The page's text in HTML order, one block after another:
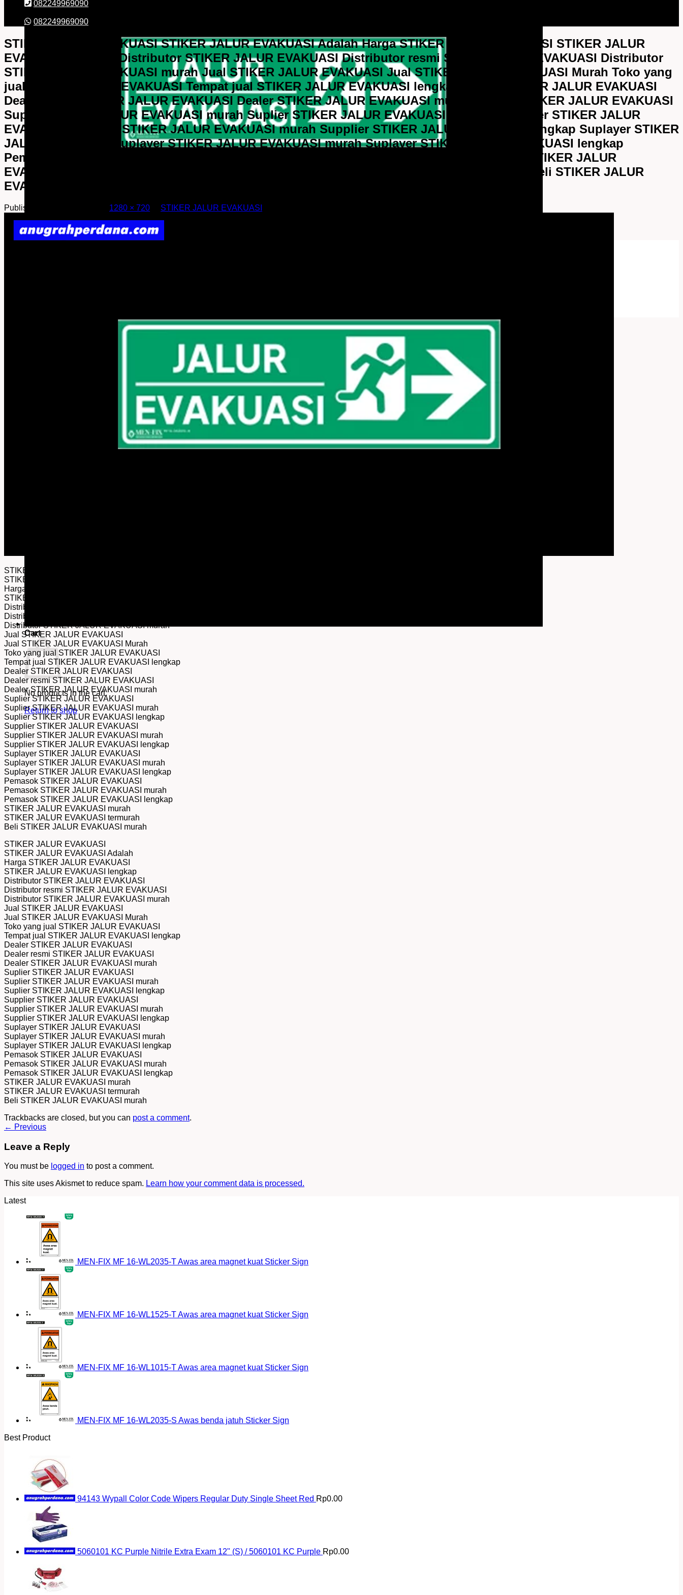
Cart
No products in the cart.
Return to shop
082249969090
082249969090
STIKER JALUR EVAKUASI STIKER JALUR EVAKUASI Adalah Harga STIKER JALUR EVAKUASI STIKER JALUR
EVAKUASI lengkap Distributor STIKER JALUR EVAKUASI Distributor resmi STIKER JALUR EVAKUASI Distributor
STIKER JALUR EVAKUASI murah Jual STIKER JALUR EVAKUASI Jual STIKER JALUR EVAKUASI Murah Toko yang
jual STIKER JALUR EVAKUASI Tempat jual STIKER JALUR EVAKUASI lengkap Dealer STIKER JALUR EVAKUASI
Dealer resmi STIKER JALUR EVAKUASI Dealer STIKER JALUR EVAKUASI murah Suplier STIKER JALUR EVAKUASI
Suplier STIKER JALUR EVAKUASI murah Suplier STIKER JALUR EVAKUASI lengkap Supplier STIKER JALUR
EVAKUASI Supplier STIKER JALUR EVAKUASI murah Supplier STIKER JALUR EVAKUASI lengkap Suplayer STIKER
JALUR EVAKUASI Suplayer STIKER JALUR EVAKUASI murah Suplayer STIKER JALUR EVAKUASI lengkap
Pemasok STIKER JALUR EVAKUASI Pemasok STIKER JALUR EVAKUASI murah Pemasok STIKER JALUR
EVAKUASI lengkap STIKER JALUR EVAKUASI murah STIKER JALUR EVAKUASI termurah Beli STIKER JALUR
EVAKUASI murah
Published 1280 × 720 STIKER JALUR EVAKUASI
STIKER JALUR EVAKUASI
STIKER JALUR EVAKUASI Adalah
Harga STIKER JALUR EVAKUASI
STIKER JALUR EVAKUASI lengkap
Distributor STIKER JALUR EVAKUASI
Distributor resmi STIKER JALUR EVAKUASI
Distributor STIKER JALUR EVAKUASI murah
Jual STIKER JALUR EVAKUASI
Jual STIKER JALUR EVAKUASI Murah
Toko yang jual STIKER JALUR EVAKUASI
Tempat jual STIKER JALUR EVAKUASI lengkap
Dealer STIKER JALUR EVAKUASI
Dealer resmi STIKER JALUR EVAKUASI
Dealer STIKER JALUR EVAKUASI murah
Suplier STIKER JALUR EVAKUASI
Suplier STIKER JALUR EVAKUASI murah
Suplier STIKER JALUR EVAKUASI lengkap
Supplier STIKER JALUR EVAKUASI
Supplier STIKER JALUR EVAKUASI murah
Supplier STIKER JALUR EVAKUASI lengkap
Suplayer STIKER JALUR EVAKUASI
Suplayer STIKER JALUR EVAKUASI murah
Suplayer STIKER JALUR EVAKUASI lengkap
Pemasok STIKER JALUR EVAKUASI
Pemasok STIKER JALUR EVAKUASI murah
Pemasok STIKER JALUR EVAKUASI lengkap
STIKER JALUR EVAKUASI murah
STIKER JALUR EVAKUASI termurah
Beli STIKER JALUR EVAKUASI murah
STIKER JALUR EVAKUASI
STIKER JALUR EVAKUASI Adalah
Harga STIKER JALUR EVAKUASI
STIKER JALUR EVAKUASI lengkap
Distributor STIKER JALUR EVAKUASI
Distributor resmi STIKER JALUR EVAKUASI
Distributor STIKER JALUR EVAKUASI murah
Jual STIKER JALUR EVAKUASI
Jual STIKER JALUR EVAKUASI Murah
Toko yang jual STIKER JALUR EVAKUASI
Tempat jual STIKER JALUR EVAKUASI lengkap
Dealer STIKER JALUR EVAKUASI
Dealer resmi STIKER JALUR EVAKUASI
Dealer STIKER JALUR EVAKUASI murah
Suplier STIKER JALUR EVAKUASI
Suplier STIKER JALUR EVAKUASI murah
Suplier STIKER JALUR EVAKUASI lengkap
Supplier STIKER JALUR EVAKUASI
Supplier STIKER JALUR EVAKUASI murah
Supplier STIKER JALUR EVAKUASI lengkap
Suplayer STIKER JALUR EVAKUASI
Suplayer STIKER JALUR EVAKUASI murah
Suplayer STIKER JALUR EVAKUASI lengkap
Pemasok STIKER JALUR EVAKUASI
Pemasok STIKER JALUR EVAKUASI murah
Pemasok STIKER JALUR EVAKUASI lengkap
STIKER JALUR EVAKUASI murah
STIKER JALUR EVAKUASI termurah
Beli STIKER JALUR EVAKUASI murah
Trackbacks are closed, but you can post a comment.
← Previous
Leave a Reply
You must be logged in to post a comment.
This site uses Akismet to reduce spam. Learn how your comment data is processed.
Latest
MEN-FIX MF 16-WL2035-T Awas area magnet kuat Sticker Sign
MEN-FIX MF 16-WL1525-T Awas area magnet kuat Sticker Sign
MEN-FIX MF 16-WL1015-T Awas area magnet kuat Sticker Sign
MEN-FIX MF 16-WL2035-S Awas benda jatuh Sticker Sign
Best Product
94143 Wypall Color Code Wipers Regular Duty Single Sheet Red Rp0.00
5060101 KC Purple Nitrile Extra Exam 12" (S) / 5060101 KC Purple Rp0.00